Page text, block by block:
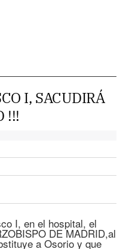
I, SACUDIRÁ
!!!
I, en el hospital, el
DE MADRID,al
a Osorio y que